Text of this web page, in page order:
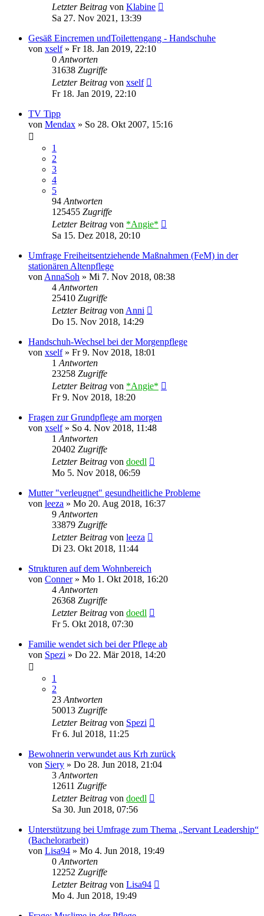
Letzter Beitrag von Klabine
Sa 27. Nov 2021, 13:39
Gesäß Eincremen undToilettengang - Handschuhe
von xself» Fr 18. Jan 2019, 22:10
0 Antworten
31638 Zugriffe
Letzter Beitrag von xself
Fr 18. Jan 2019, 22:10
TV Tipp
von Mendax » So 28. Okt 2007, 15:16
1
2
3
4
5
94 Antworten
125455 Zugriffe
Letzter Beitrag von *Angie*
Sa 15. Dez 2018, 20:10
Umfrage Freiheitsentziehende Maßnahmen (FeM) in der
stationären Altenpflege
von AnnaSoh » Mi 7. Nov 2018, 08:38
4 Antworten
25410 Zugriffe
Letzter Beitrag von Anni
Do 15. Nov 2018, 14:29
Handschuh-Wechsel bei der Morgenpflege
von xself» Fr 9. Nov 2018, 18:01
1 Antworten
23258 Zugriffe
Letzter Beitrag von *Angie*
Fr 9. Nov 2018, 18:20
Fragen zur Grundpflege am morgen
von xself» So 4. Nov 2018, 11:48
1 Antworten
20402 Zugriffe
Letzter Beitrag von doedl
Mo 5. Nov 2018, 06:59
Mutter "verleugnet" gesundheitliche Probleme
von leeza » Mo 20. Aug 2018, 16:37
9 Antworten
33879 Zugriffe
Letzter Beitrag von leeza
Di 23. Okt 2018, 11:44
Strukturen auf dem Wohnbereich
von Conner» Mo 1. Okt 2018, 16:20
4 Antworten
26368 Zugriffe
Letzter Beitrag von doedl
Fr 5. Okt 2018, 07:30
Familie wendet sich bei der Pflege ab
von Spezi » Do 22. Mär 2018, 14:20
1
2
23 Antworten
50013 Zugriffe
Letzter Beitrag von Spezi
Fr 6. Jul 2018, 11:25
Bewohnerin verwundet aus Krh zurück
von Siery » Do 28. Jun 2018, 21:04
3 Antworten
12611 Zugriffe
Letzter Beitrag von doedl
Sa 30. Jun 2018, 07:56
Unterstützung bei Umfrage zum Thema „Servant Leadership“
(Bachelorarbeit)
von Lisa94 » Mo 4. Jun 2018, 19:49
0 Antworten
12252 Zugriffe
Letzter Beitrag von Lisa94
Mo 4. Jun 2018, 19:49